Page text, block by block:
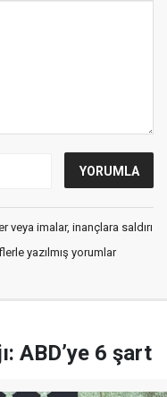
imalar, inançlara saldırı
yazılmış yorumlar
ABD’ye 6 şart